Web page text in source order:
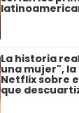
La historia
una mujer",
Netflix sobre
que